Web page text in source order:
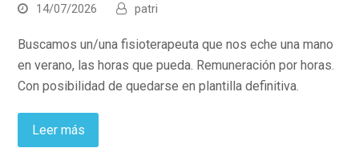
14/07/2026 patri
Buscamos un/una fisioterapeuta que nos eche una mano
en verano, las horas que pueda. Remuneración por horas.
Con posibilidad de quedarse en plantilla definitiva.
Leer más